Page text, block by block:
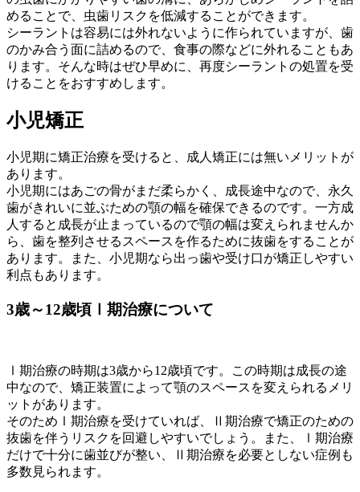
めることで、虫歯リスクを低減することができます。
シーラントは容易には外れないように作られていますが、歯
のかみ合う面に詰めるので、食事の際などに外れることもあ
ります。そんな時はぜひ早めに、再度シーラントの処置を受
けることをおすすめします。
小児矯正
小児期に矯正治療を受けると、成人矯正には無いメリットが
あります。
小児期にはあごの骨がまだ柔らかく、成長途中なので、永久
歯がきれいに並ぶための顎の幅を確保できるのです。一方成
人すると成長が止まっているので顎の幅は変えられませんか
ら、歯を整列させるスペースを作るために抜歯をすることが
あります。また、小児期なら出っ歯や受け口が矯正しやすい
利点もあります。
3歳～12歳頃 Ⅰ期治療について
Ⅰ期治療の時期は3歳から12歳頃です。この時期は成長の途
中なので、矯正装置によって顎のスペースを変えられるメリ
ットがあります。
そのためⅠ期治療を受けていれば、Ⅱ期治療で矯正のための
抜歯を伴うリスクを回避しやすいでしょう。また、Ⅰ期治療
だけで十分に歯並びが整い、Ⅱ期治療を必要としない症例も
多数見られます。